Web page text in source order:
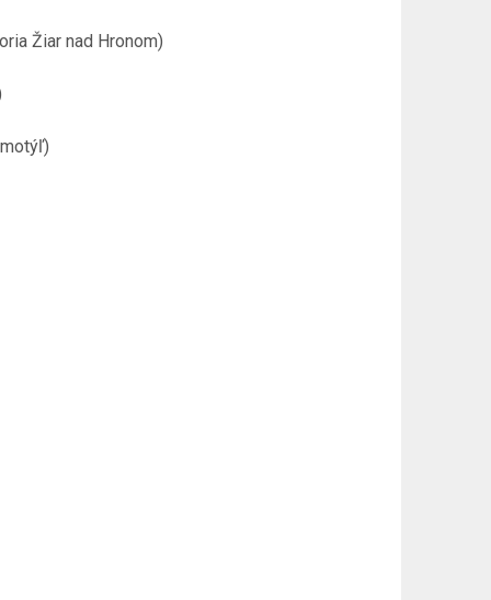
Žiar nad Hronom)